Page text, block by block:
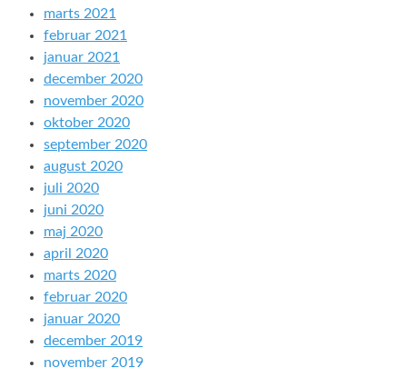
marts 2021
februar 2021
januar 2021
december 2020
november 2020
oktober 2020
september 2020
august 2020
juli 2020
juni 2020
maj 2020
april 2020
marts 2020
februar 2020
januar 2020
december 2019
november 2019